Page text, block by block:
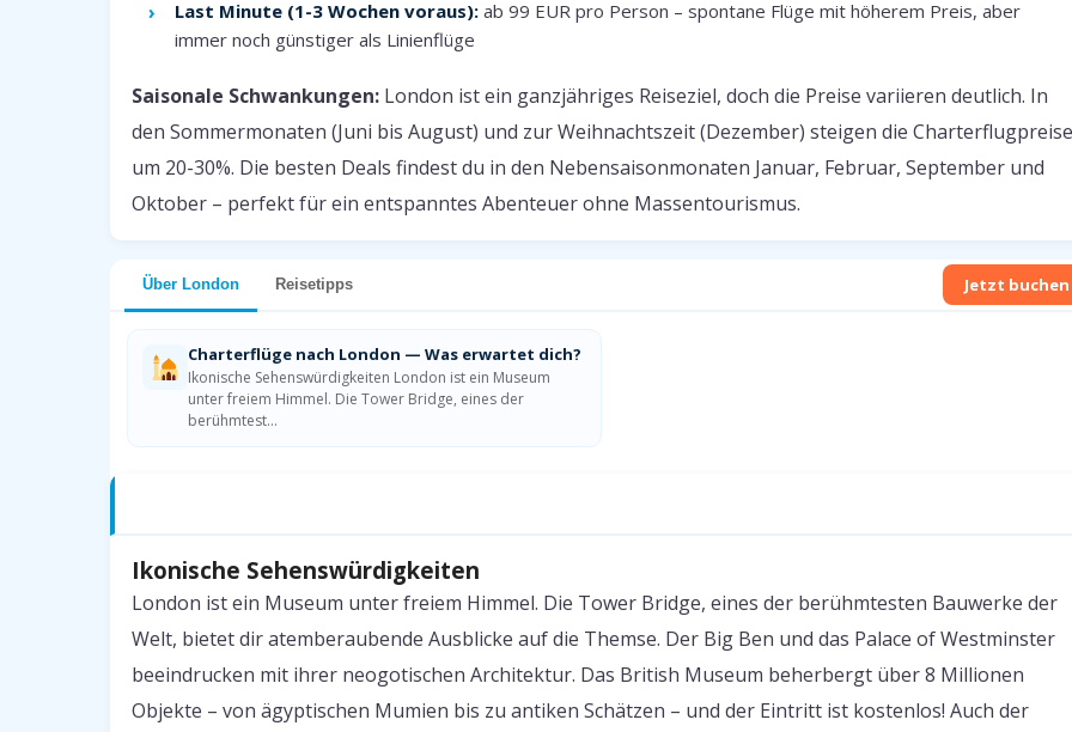
Last Minute (1-3 Wochen voraus): ab 99 EUR pro Person – spontane Flüge mit höherem Preis, aber
immer noch günstiger als Linienflüge
Saisonale Schwankungen: London ist ein ganzjähriges Reiseziel, doch die Preise variieren deutlich. In
den Sommermonaten (Juni bis August) und zur Weihnachtszeit (Dezember) steigen die Charterflugpreise
um 20-30%. Die besten Deals findest du in den Nebensaisonmonaten Januar, Februar, September und
Oktober – perfekt für ein entspanntes Abenteuer ohne Massentourismus.
Über London Reisetipps Jetzt buchen
Charterflüge nach London — Was erwartet dich?
Ikonische Sehenswürdigkeiten London ist ein Museum
unter freiem Himmel. Die Tower Bridge, eines der
berühmtest…
Ikonische Sehenswürdigkeiten
London ist ein Museum unter freiem Himmel. Die Tower Bridge, eines der berühmtesten Bauwerke der
Welt, bietet dir atemberaubende Ausblicke auf die Themse. Der Big Ben und das Palace of Westminster
beeindrucken mit ihrer neogotischen Architektur. Das British Museum beherbergt über 8 Millionen
Objekte – von ägyptischen Mumien bis zu antiken Schätzen – und der Eintritt ist kostenlos! Auch der